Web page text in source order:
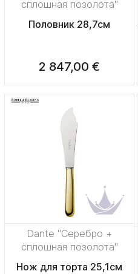
сплошная позолота"
Половник 28,7см
2 847,00 €
Dante "Серебро +
сплошная позолота"
Нож для торта 25,1см